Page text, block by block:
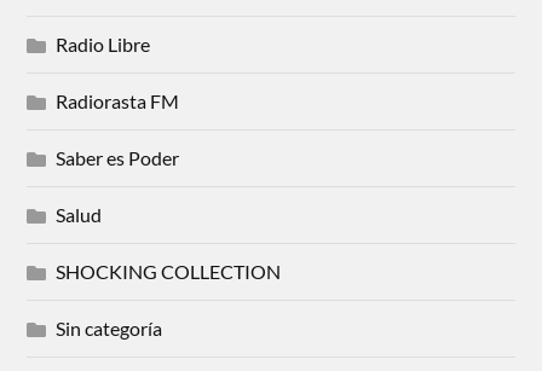
Radio Libre
Radiorasta FM
Saber es Poder
Salud
SHOCKING COLLECTION
Sin categoría